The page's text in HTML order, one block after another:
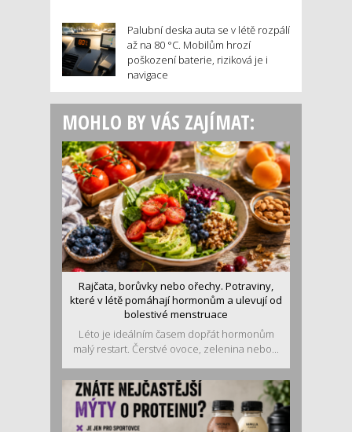
Palubní deska auta se v létě rozpálí
až na 80 °C. Mobilům hrozí
poškození baterie, riziková je i
navigace
MOHLO BY VÁS ZAJÍMAT:
Rajčata, borůvky nebo ořechy. Potraviny,
které v létě pomáhají hormonům a ulevují od
bolestivé menstruace
Léto je ideálním časem dopřát hormonům
malý restart. Čerstvé ovoce, zelenina nebo...